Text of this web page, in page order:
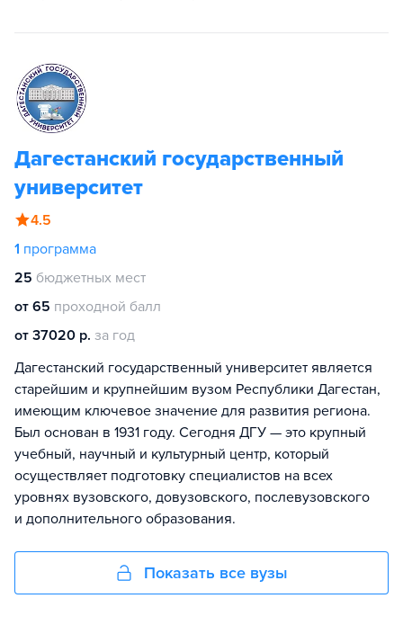
Дагестанский государственный
университет
4.5
1 программа
25 бюджетных мест
от 65 проходной балл
от 37020 р. за год
Дагестанский государственный университет является
старейшим и крупнейшим вузом Республики Дагестан,
имеющим ключевое значение для развития региона.
Был основан в 1931 году. Сегодня ДГУ — это крупный
учебный, научный и культурный центр, который
осуществляет подготовку специалистов на всех
уровнях вузовского, довузовского, послевузовского
и дополнительного образования.
Показать все вузы